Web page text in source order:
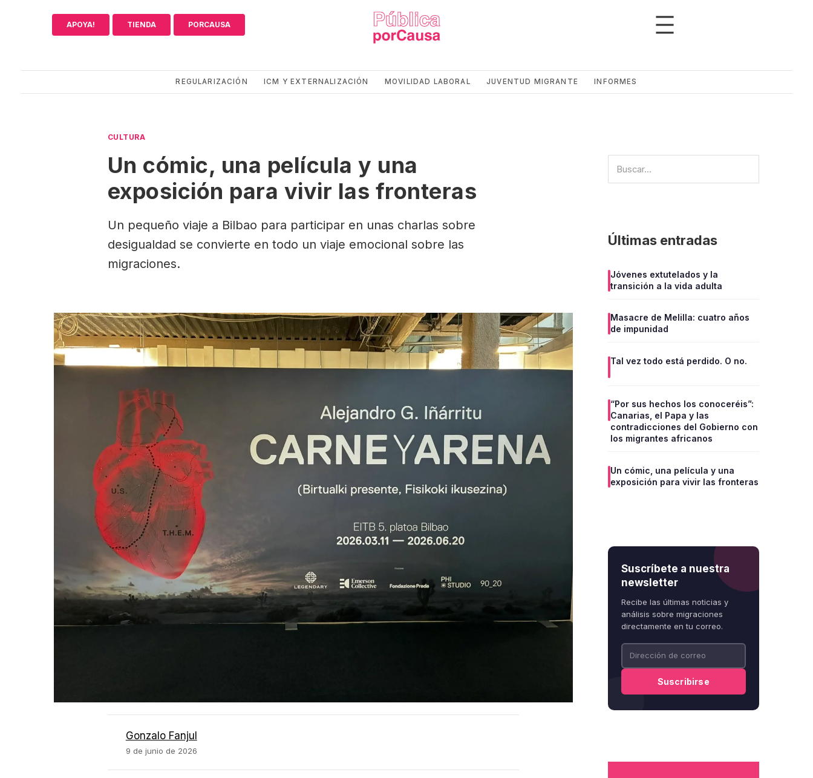
APOYA! TIENDA PORCAUSA
REGULARIZACIÓN ICM Y EXTERNALIZACIÓN MOVILIDAD LABORAL JUVENTUD MIGRANTE INFORMES
CULTURA
Un cómic, una película y una
exposición para vivir las fronteras
Un pequeño viaje a Bilbao para participar en unas charlas sobre
desigualdad se convierte en todo un viaje emocional sobre las
migraciones.
Gonzalo Fanjul
9 de junio de 2026
Últimas entradas
Jóvenes extutelados y la
transición a la vida adulta
Masacre de Melilla: cuatro años
de impunidad
Tal vez todo está perdido. O no.
“Por sus hechos los conoceréis”:
Canarias, el Papa y las
contradicciones del Gobierno con
los migrantes africanos
Un cómic, una película y una
exposición para vivir las fronteras
Suscríbete a nuestra
newsletter
Recibe las últimas noticias y
análisis sobre migraciones
directamente en tu correo.